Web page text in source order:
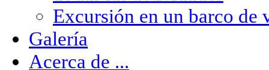
Excursión en un barco de
Galería
Acerca de ...